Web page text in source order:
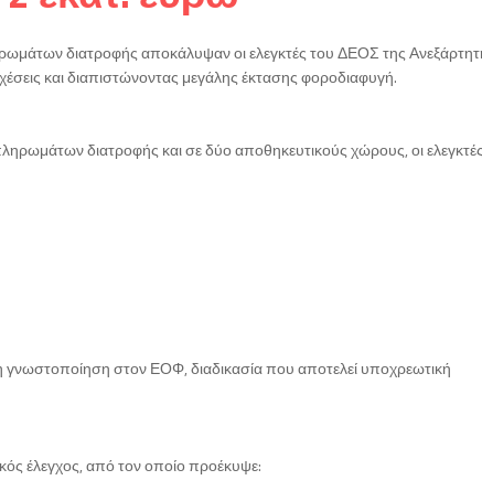
διατροφής αποκάλυψαν οι ελεγκτές του ΔΕΟΣ της
και διαπιστώνοντας μεγάλης έκτασης φοροδιαφυγή.
διατροφής και σε δύο αποθηκευτικούς χώρους, οι
στον ΕΟΦ, διαδικασία που αποτελεί υποχρεωτική
έλεγχος, από τον οποίο προέκυψε: